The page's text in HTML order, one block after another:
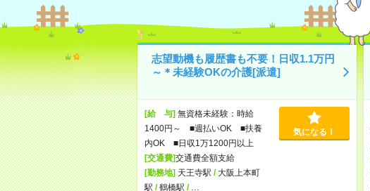
志望動機も履歴書も不要！日収1.1万円
～＊未経験OKの介護[派遣]
[給 与]無資格未経験：時給
1400円～ ■週払いOK ■扶養
内OK ■日収1万1200円以上
[交通費]交通費全額支給
[勤務地]天王寺駅 / 大阪上本町
駅 /鶴橋駅 /
気になる！